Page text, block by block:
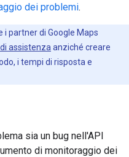
dei problemi.
i partner di Google Maps
assistenza anziché creare
i tempi di risposta e
sia un bug nell'API
di monitoraggio dei